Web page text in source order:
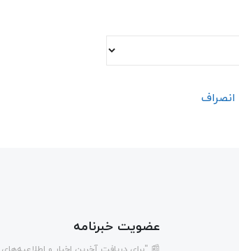
انصراف
عضویت خبرنامه